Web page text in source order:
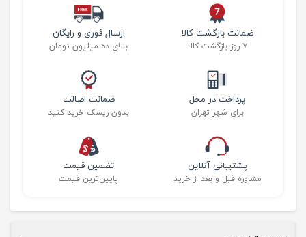
ارسال فوری و رایگان
بالای ده میلیون تومان
ضمانت بازگشت کالا
۷ روز بازگشت کالا
ضمانت اصالت
بدون ریسک خرید کنید
پرداخت در محل
برای شهر تهران
تضمین قیمت
پایین‌ترین قیمت
پشتیبانی آنلاین
مشاوره قبل و بعد از خرید